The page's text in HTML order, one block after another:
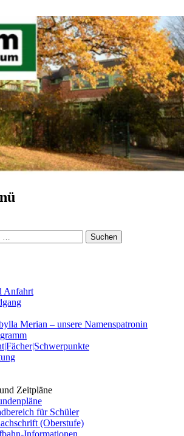
Krefeld
Anfahrt
Merian – unsere Namenspatronin
Zeitpläne
für Schüler
(Oberstufe)
Informationen